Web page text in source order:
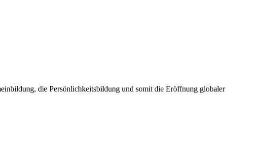
die Persönlichkeitsbildung und somit die Eröffnung globaler